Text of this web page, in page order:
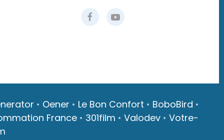
• Oener • Le Bon Confort • BoboBird •
France• 301film • Valodev• Votre-